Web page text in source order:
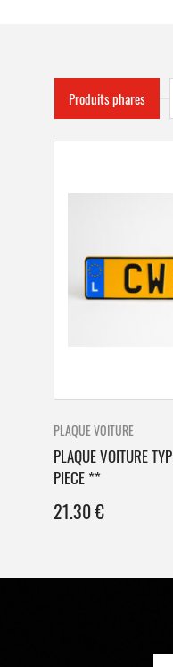
Produits phares
PLAQUE VOITURE
PLAQUE VOITURE
PIECE **
21.30€